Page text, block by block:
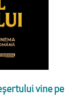
vine pe